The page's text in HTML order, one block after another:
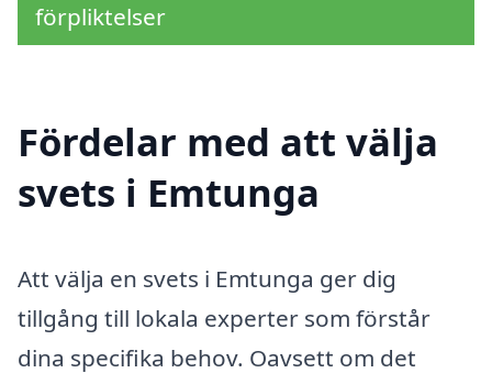
förpliktelser
Fördelar med att välja
svets i Emtunga
Att välja en svets i Emtunga ger dig
tillgång till lokala experter som förstår
dina specifika behov. Oavsett om det